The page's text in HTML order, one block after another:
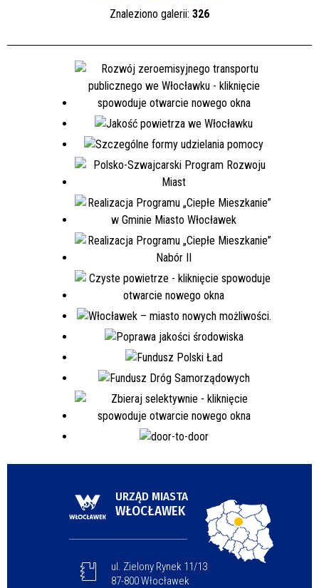
Znaleziono galerii: 326
URZĄD MIASTA
WŁOCŁAWEK
ul. Zielony Rynek 11/13
87-800 Włocławek